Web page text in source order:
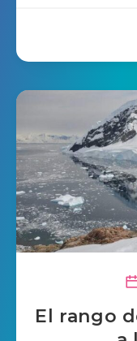
El rango